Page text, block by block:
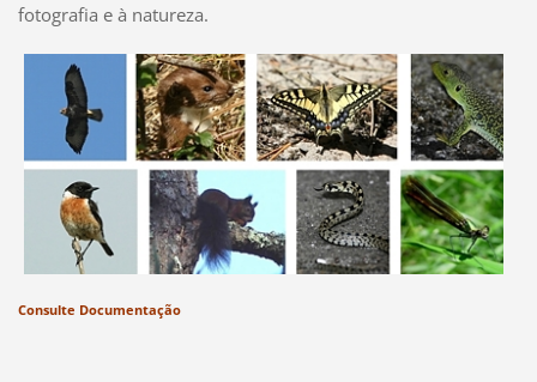
fotografia e à natureza.
Consulte Documentação